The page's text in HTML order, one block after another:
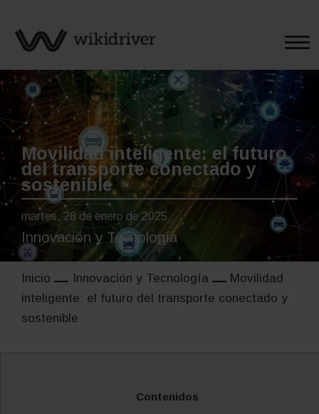
Movilidad inteligente: el futuro
del transporte conectado y
sostenible
martes, 28 de enero de 2025
Innovación y Tecnología
Inicio Innovación y Tecnología
Movilidad
inteligente: el futuro del transporte conectado y
sostenible
Contenidos